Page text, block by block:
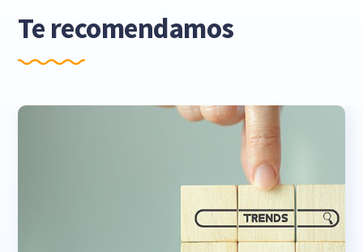
Te recomendamos